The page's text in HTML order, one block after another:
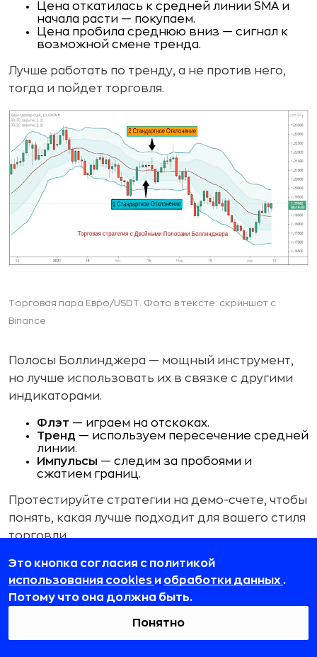
Цена откатилась к средней линии SMA и
начала расти — покупаем.
Цена пробила среднюю вниз — сигнал к
возможной смене тренда.
Лучше работать по тренду, а не против него,
тогда и пойдет торговля.
Торговая пара Евро/USDT. Фото в тексте: скриншот с
Binance
Полосы Боллинджера — мощный инструмент,
но лучше использовать их в связке с другими
индикаторами.
Флэт — играем на отскоках.
Тренд — используем пересечение средней
линии.
Импульсы — следим за пробоями и
сжатием границ.
Протестируйте стратегии на демо-счете, чтобы
понять, какая лучше подходит для вашего стиля
торговли.
Ошибки при использовании
Это кнопка согласия с политикой
использования cookies и обработки данных .
Потому что она должна быть.
Понятно